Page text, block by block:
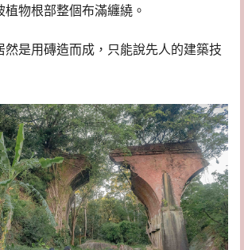
物根部整個布滿纏繞。
然是用磚造而成，只能說先人的建築技